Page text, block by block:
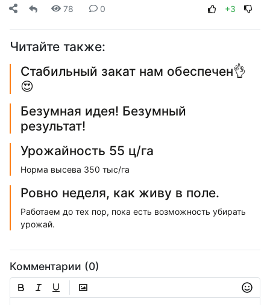
78 0 +3
Читайте также:
Стабильный закат нам обеспечен👌
😍
Безумная идея! Безумный
результат!
Урожайность 55 ц/га
Норма высева 350 тыс/га
Ровно неделя, как живу в поле.
Работаем до тех пор, пока есть возможность убирать
урожай.
Комментарии (0)